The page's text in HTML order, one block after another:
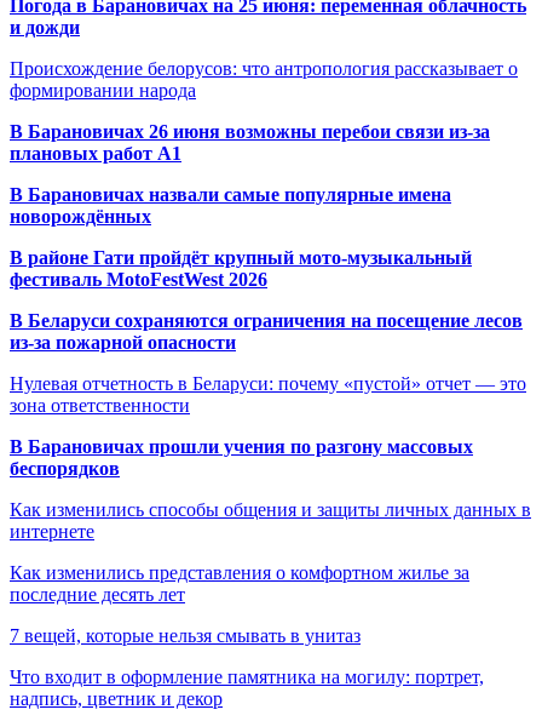
Погода в Барановичах на 25 июня: переменная облачность
и дожди
Происхождение белорусов: что антропология рассказывает о
формировании народа
В Барановичах 26 июня возможны перебои связи из-за
плановых работ A1
В Барановичах назвали самые популярные имена
новорождённых
В районе Гати пройдёт крупный мото-музыкальный
фестиваль MotoFestWest 2026
В Беларуси сохраняются ограничения на посещение лесов
из-за пожарной опасности
Нулевая отчетность в Беларуси: почему «пустой» отчет — это
зона ответственности
В Барановичах прошли учения по разгону массовых
беспорядков
Как изменились способы общения и защиты личных данных в
интернете
Как изменились представления о комфортном жилье за
последние десять лет
7 вещей, которые нельзя смывать в унитаз
Что входит в оформление памятника на могилу: портрет,
надпись, цветник и декор